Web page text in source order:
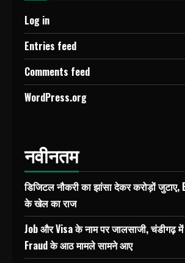
Log in
Entries feed
Comments feed
WordPress.org
नवीनतम
डिजिटल नौकरी का झांसा देकर करोड़ों जुटाए,
के खेल का राज
Job और Visa के नाम पर जालसाजी, चंडीगढ़
Fraud के आठ मामले सामने आए